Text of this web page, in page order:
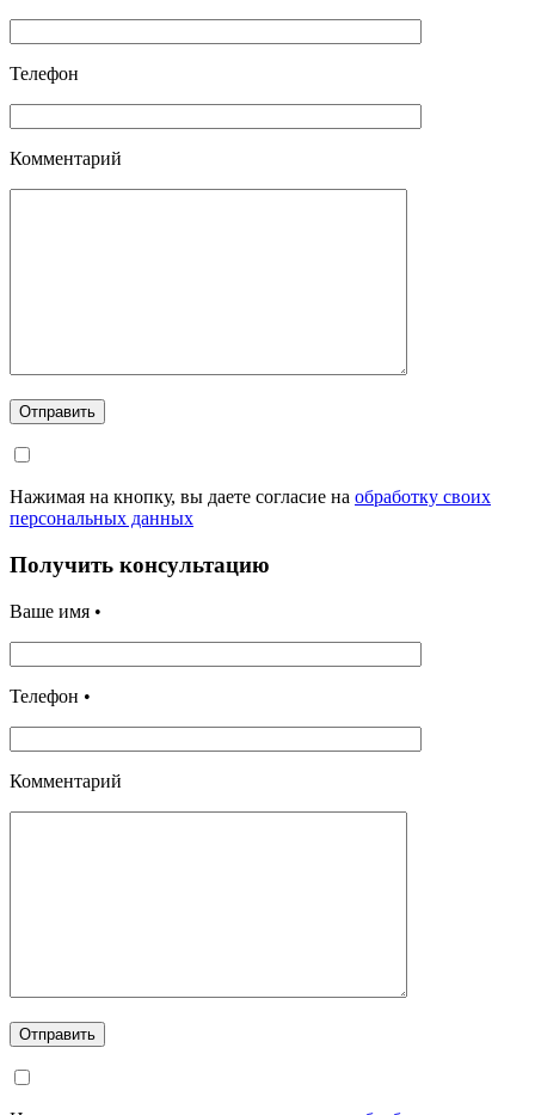
Телефон
Комментарий
Отправить
Нажимая на кнопку, вы даете согласие на обработку своих
персональных данных
Получить консультацию
Ваше имя •
Телефон •
Комментарий
Отправить